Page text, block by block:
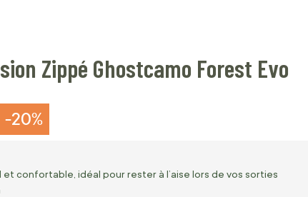
Zippé Ghostcamo Forest Evo
-20%
confortable, idéal pour rester à l’aise lors de vos sorties